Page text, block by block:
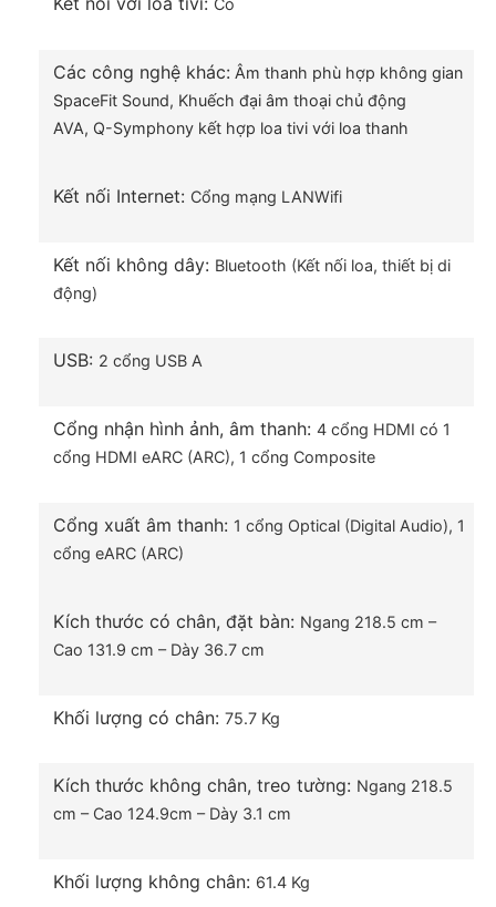
màn hình theo độ sáng môi trường tự động cung
cấp hình ảnh chất lượng đồng nhất bất kể ngày –
đêm.
Mang đến hình ảnh đẹp nhất từ bất kỳ góc nhìn
nào nhờ công nghệ Ultra Viewing Angle
tối đa thông qua việc tập trung và phân bố đều ánh
sáng khắp màn hình cho bạn trải nghiệm xem phim
Có
Các công nghệ khác: Âm thanh phù hợp không gian
SpaceFit Sound, Khuếch đại âm thoại chủ động
AVA, Q-Symphony kết hợp loa tivi với loa thanh
Kết nối Internet: Cổng mạng LANWifi
Kết nối không dây: Bluetooth (Kết nối loa, thiết bị di
động)
USB: 2 cổng USB A
Cổng nhận hình ảnh, âm thanh: 4 cổng HDMI có 1
cổng HDMI eARC (ARC), 1 cổng Composite
Cổng xuất âm thanh: 1 cổng Optical (Digital Audio), 1
cổng eARC (ARC)
Kích thước có chân, đặt bàn: Ngang 218.5 cm –
Cao 131.9 cm – Dày 36.7 cm
Khối lượng có chân: 75.7 Kg
Kích thước không chân, treo tường: Ngang 218.5
cm – Cao 124.9cm – Dày 3.1 cm
Khối lượng không chân: 61.4 Kg